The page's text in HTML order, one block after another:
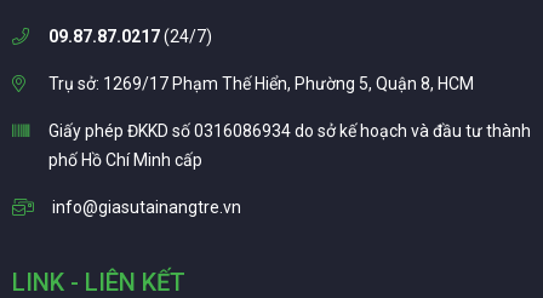
09.87.87.0217(24/7)
Trụ sở: 1269/17 Phạm Thế Hiển, Phường 5, Quận 8, HCM
Giấy phép ĐKKD số 0316086934 do sở kế hoạch và đầu tư thành
phố Hồ Chí Minh cấp
info@giasutainangtre.vn
LINK - LIÊN KẾT